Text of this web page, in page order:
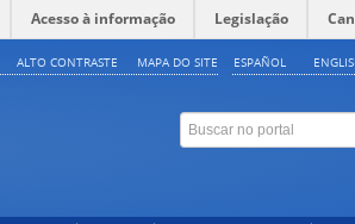
Acesso à informação Legislação
ESPAÑOL
ALTO CONTRASTE MAPA DO SITE